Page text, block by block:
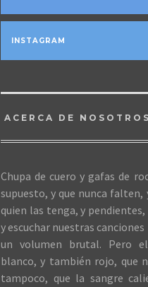
INSTAGRAM
ACERCA DE
Chupa de cuero y gafas de
supuesto, y que nunca falten,
quien las tenga, y
y escuchar nuestras
un volumen brutal. Pero
blanco, y también rojo, que
tampoco, que la sangre